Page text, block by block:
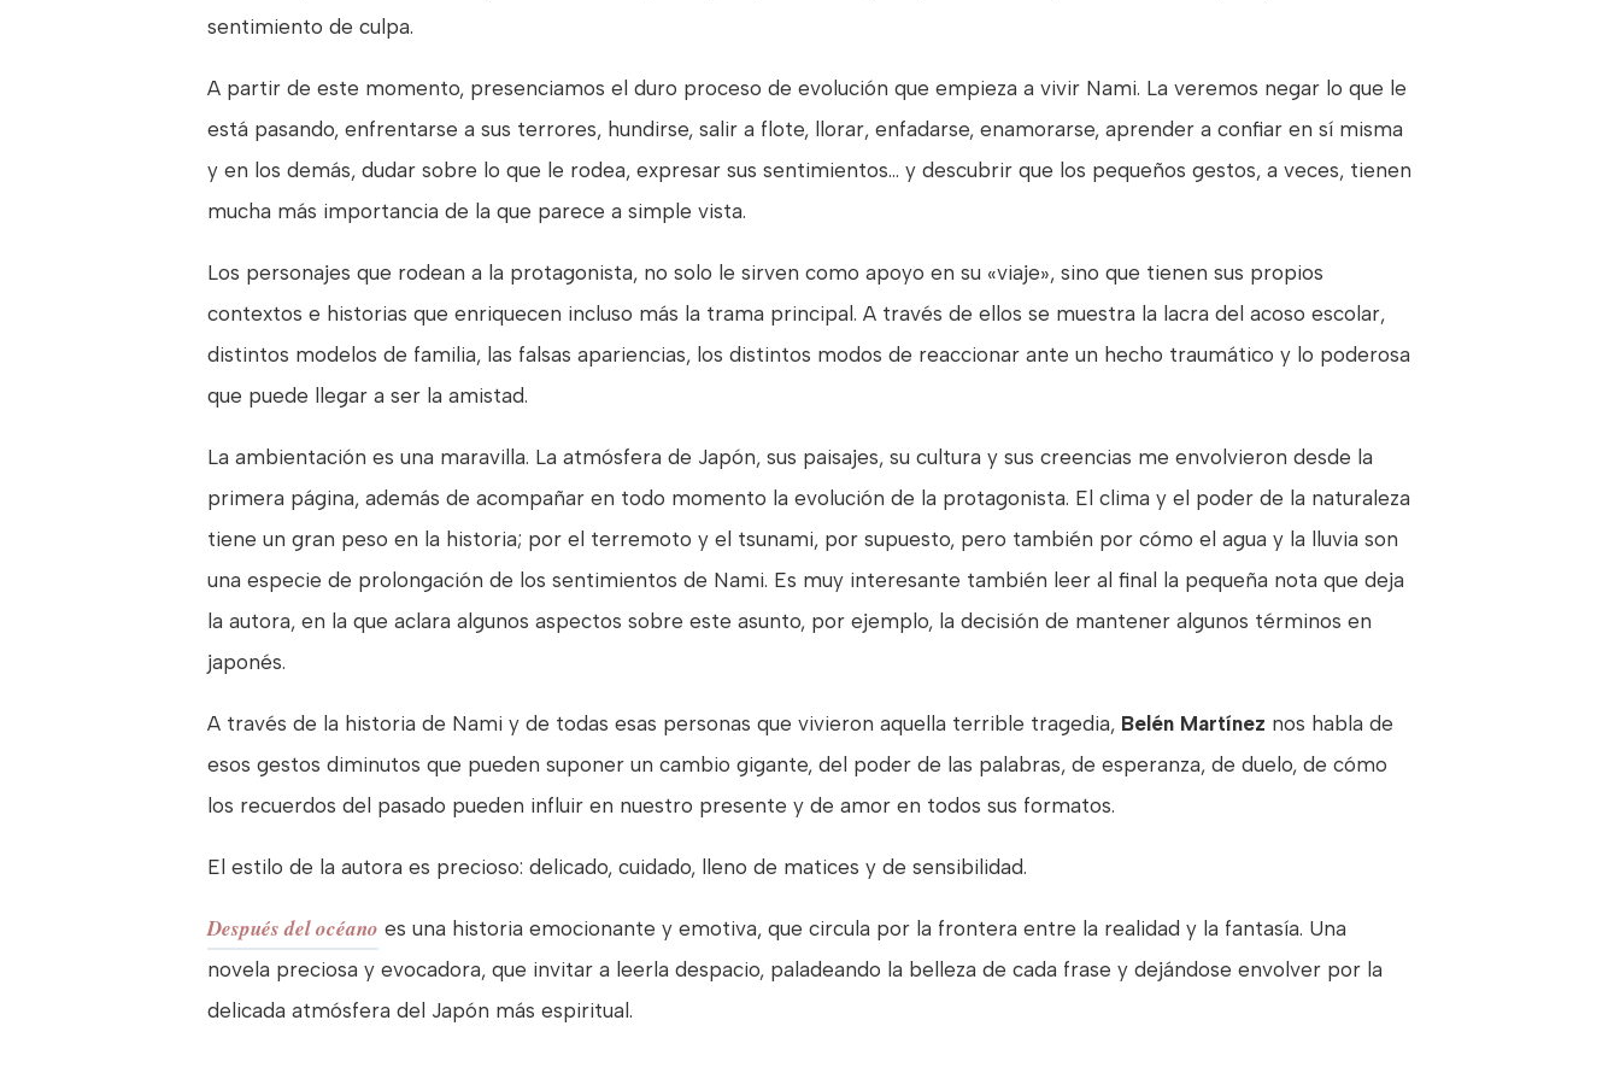
sentimiento de culpa.
A partir de este momento, presenciamos el duro proceso de evolución que empieza a vivir Nami. La veremos negar lo que le
está pasando, enfrentarse a sus terrores, hundirse, salir a flote, llorar, enfadarse, enamorarse, aprender a confiar en sí misma
y en los demás, dudar sobre lo que le rodea, expresar sus sentimientos… y descubrir que los pequeños gestos, a veces, tienen
mucha más importancia de la que parece a simple vista.
Los personajes que rodean a la protagonista, no solo le sirven como apoyo en su «viaje», sino que tienen sus propios
contextos e historias que enriquecen incluso más la trama principal. A través de ellos se muestra la lacra del acoso escolar,
distintos modelos de familia, las falsas apariencias, los distintos modos de reaccionar ante un hecho traumático y lo poderosa
que puede llegar a ser la amistad.
La ambientación es una maravilla. La atmósfera de Japón, sus paisajes, su cultura y sus creencias me envolvieron desde la
primera página, además de acompañar en todo momento la evolución de la protagonista. El clima y el poder de la naturaleza
tiene un gran peso en la historia; por el terremoto y el tsunami, por supuesto, pero también por cómo el agua y la lluvia son
una especie de prolongación de los sentimientos de Nami. Es muy interesante también leer al final la pequeña nota que deja
la autora, en la que aclara algunos aspectos sobre este asunto, por ejemplo, la decisión de mantener algunos términos en
japonés.
A través de la historia de Nami y de todas esas personas que vivieron aquella terrible tragedia, Belén Martínez nos habla de
esos gestos diminutos que pueden suponer un cambio gigante, del poder de las palabras, de esperanza, de duelo, de cómo
los recuerdos del pasado pueden influir en nuestro presente y de amor en todos sus formatos.
El estilo de la autora es precioso: delicado, cuidado, lleno de matices y de sensibilidad.
Después del océano es una historia emocionante y emotiva, que circula por la frontera entre la realidad y la fantasía. Una
novela preciosa y evocadora, que invitar a leerla despacio, paladeando la belleza de cada frase y dejándose envolver por la
delicada atmósfera del Japón más espiritual.